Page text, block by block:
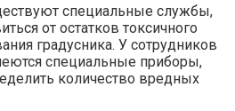
специальные службы,
от остатков токсичного
градусника. У сотрудников
специальные приборы,
количество вредных